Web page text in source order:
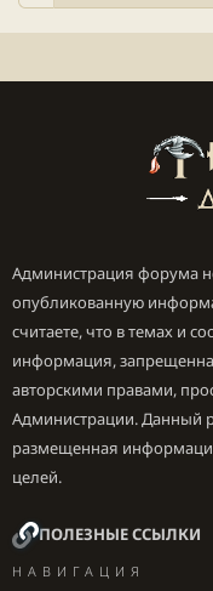
Администрация форума
опубликованную
считаете, что в темах и
информация,
авторскими правами,
Администрации. Данный
размещенная
целей.
ПОЛЕЗНЫЕ ССЫЛКИ
НАВИГАЦИЯ